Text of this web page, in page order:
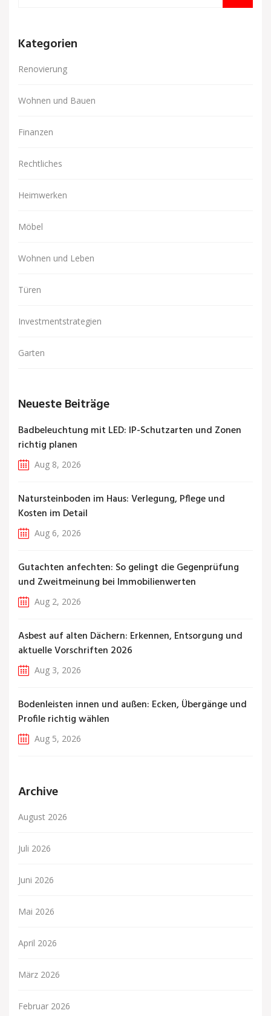
Kategorien
Renovierung
Wohnen und Bauen
Finanzen
Rechtliches
Heimwerken
Möbel
Wohnen und Leben
Türen
Investmentstrategien
Garten
Neueste Beiträge
Badbeleuchtung mit LED: IP-Schutzarten und Zonen
richtig planen
Aug 8, 2026
Natursteinboden im Haus: Verlegung, Pflege und
Kosten im Detail
Aug 6, 2026
Gutachten anfechten: So gelingt die Gegenprüfung
und Zweitmeinung bei Immobilienwerten
Aug 2, 2026
Asbest auf alten Dächern: Erkennen, Entsorgung und
aktuelle Vorschriften 2026
Aug 3, 2026
Bodenleisten innen und außen: Ecken, Übergänge und
Profile richtig wählen
Aug 5, 2026
Archive
August 2026
Juli 2026
Juni 2026
Mai 2026
April 2026
März 2026
Februar 2026